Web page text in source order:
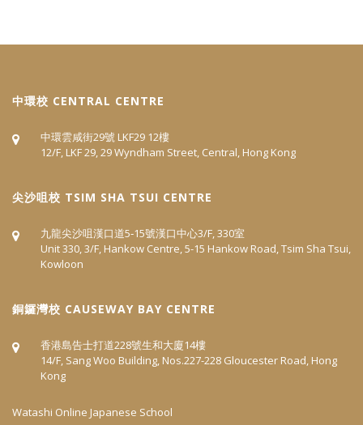
中環校 CENTRAL CENTRE
中環雲咸街29號 LKF29 12樓
12/F, LKF 29, 29 Wyndham Street, Central, Hong Kong
尖沙咀校 TSIM SHA TSUI CENTRE
九龍尖沙咀漢口道5‐15號漢口中心3/F, 330室
Unit 330, 3/F, Hankow Centre, 5-15 Hankow Road, Tsim Sha Tsui,
Kowloon
​銅鑼灣校 CAUSEWAY BAY CENTRE
香港島告士打道228號生和大廈14樓
14/F, Sang Woo Building, Nos.227-228 Gloucester Road, Hong
Kong
Watashi Online Japanese School